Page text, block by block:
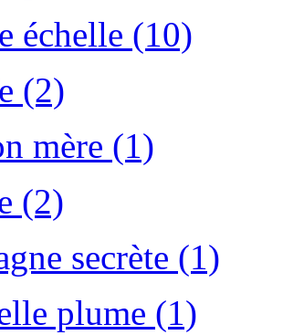
échelle (10)
(2)
mère (1)
(2)
secrète (1)
plume (1)